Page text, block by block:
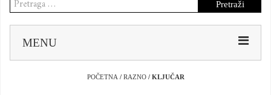
za:
MENU
POČETNA / RAZNO/ KLJUČAR